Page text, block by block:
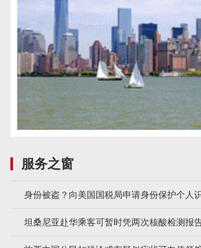
服务之窗
身份被盗？向美国国税局申请身份保护个人
坦桑尼亚赴华乘客可暂时凭两次核酸检测报